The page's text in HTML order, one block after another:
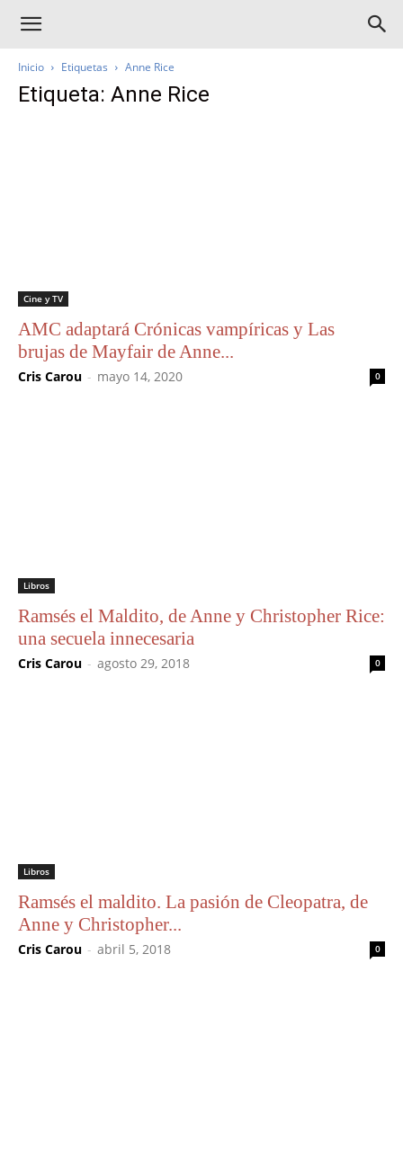
Inicio Etiquetas Anne Rice
Etiqueta: Anne Rice
Cine y TV
AMC adaptará Crónicas vampíricas y Las
brujas de Mayfair de Anne...
Cris Carou - mayo 14, 2020 0
Libros
Ramsés el Maldito, de Anne y Christopher Rice:
una secuela innecesaria
Cris Carou - agosto 29, 2018 0
Libros
Ramsés el maldito. La pasión de Cleopatra, de
Anne y Christopher...
Cris Carou - abril 5, 2018 0